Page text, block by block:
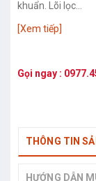
khuẩn. Lõi lọc...
[Xem tiếp]
Gọi ngay :
THÔNG TIN
HƯỚNG DẪN